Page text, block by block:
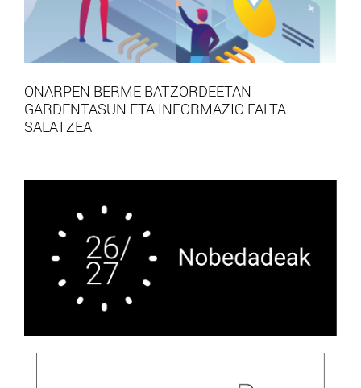
ONARPEN BERME BATZORDEETAN
GARDENTASUN ETA INFORMAZIO FALTA
SALATZEA